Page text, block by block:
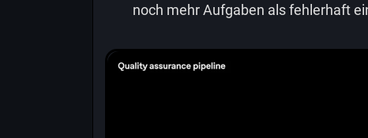
noch mehr Aufgaben als fehlerhaft